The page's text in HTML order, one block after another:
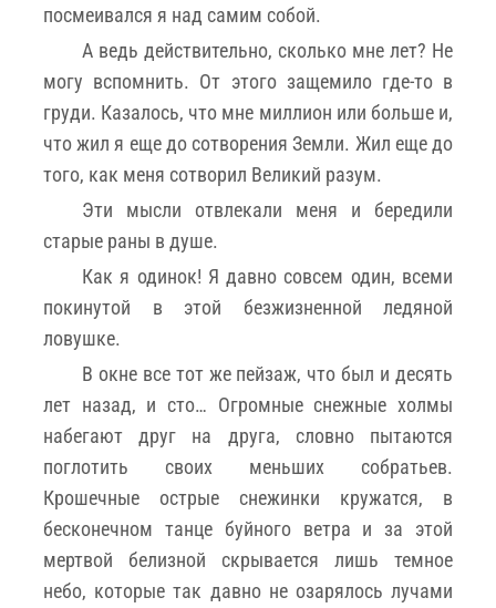
посмеивался я над самим собой.
А ведь действительно, сколько мне лет? Не
могу вспомнить. От этого защемило где-то в
груди. Казалось, что мне миллион или больше и,
что жил я еще до сотворения Земли. Жил еще до
того, как меня сотворил Великий разум.
Эти мысли отвлекали меня и бередили
старые раны в душе.
Как я одинок! Я давно совсем один, всеми
покинутой в этой безжизненной ледяной
ловушке.
В окне все тот же пейзаж, что был и десять
лет назад, и сто… Огромные снежные холмы
набегают друг на друга, словно пытаются
поглотить своих меньших собратьев.
Крошечные острые снежинки кружатся, в
бесконечном танце буйного ветра и за этой
мертвой белизной скрывается лишь темное
небо, которые так давно не озарялось лучами